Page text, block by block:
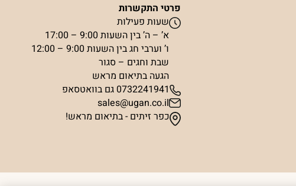
פרטי התקשרות
שעות פעילות
א’ – ה’ בין השעות 9:00 – 17:00
ו’ וערבי חג בין השעות 9:00 – 12:00
שבת וחגים – סגור
הגעה בתיאום מראש
0732241941 גם בוואטסאפ
sales@ugan.co.il
כפר זיתים - בתיאום מראש!